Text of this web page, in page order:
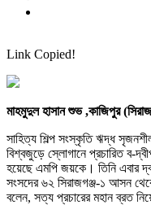
Link Copied!
মাহমুদুল হাসান শুভ ,কাজিপুর
সাহিত্য শিল্প সংস্কৃতি ঋদ্ধ
বিশ্বজুড়ে স্লোগানে প্রচারিত ব-
হয়েছে এমপি জয়কে। তিনি এবার
সংসদের ৬২ সিরাজগঞ্জ-১ আসন
বলেন, সত্য প্রচারের মহান ব্রত